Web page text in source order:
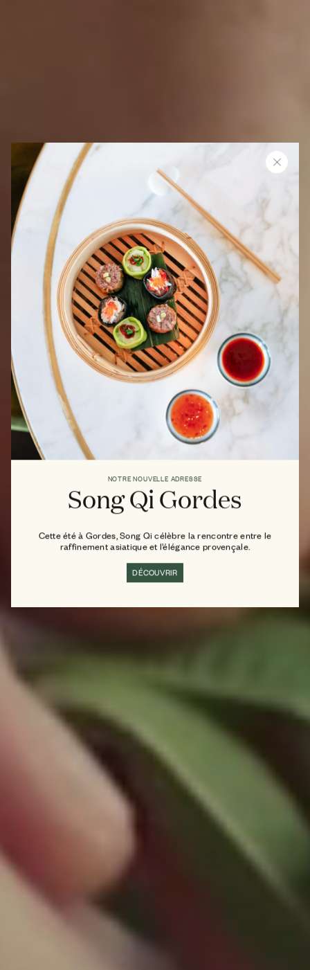
NOTRE NOUVELLE ADRESSE
Song Qi Gordes
Cette été à Gordes, Song Qi célèbre la rencontre entre le
raffinement asiatique et l’élégance provençale.
DÉCOUVRIR